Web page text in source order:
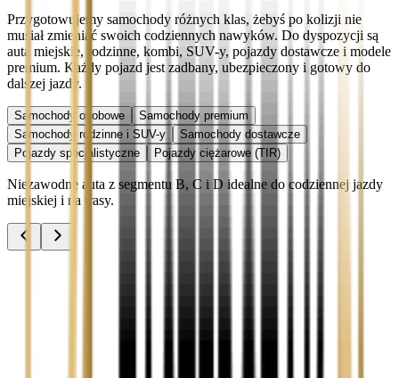
Przygotowujemy samochody różnych klas, żebyś po kolizji nie
musiał zmieniać swoich codziennych nawyków. Do dyspozycji są
auta miejskie, rodzinne, kombi, SUV-y, pojazdy dostawcze i modele
premium. Każdy pojazd jest zadbany, ubezpieczony i gotowy do
dalszej jazdy.
Samochody osobowe
Samochody premium
Samochody rodzinne i SUV-y
Samochody dostawcze
Pojazdy specjalistyczne
Pojazdy ciężarowe (TIR)
Niezawodne auta z segmentu B, C i D idealne do codziennej jazdy
miejskiej i na trasy.